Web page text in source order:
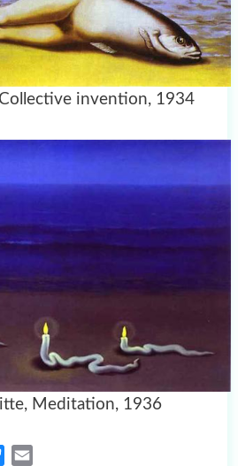
invention, 1934
Meditation, 1936
Bluesky